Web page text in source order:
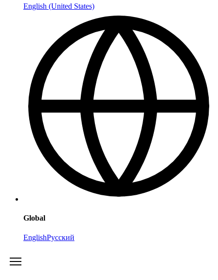
English (United States)
Global
EnglishРусский